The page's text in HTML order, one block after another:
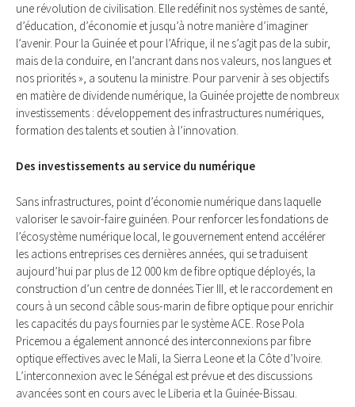
une révolution de civilisation. Elle redéfinit nos systèmes de santé,
d’éducation, d’économie et jusqu’à notre manière d’imaginer
l’avenir. Pour la Guinée et pour l’Afrique, il ne s’agit pas de la subir,
mais de la conduire, en l’ancrant dans nos valeurs, nos langues et
nos priorités », a soutenu la ministre. Pour parvenir à ses objectifs
en matière de dividende numérique, la Guinée projette de nombreux
investissements : développement des infrastructures numériques,
formation des talents et soutien à l’innovation.
Des investissements au service du numérique
Sans infrastructures, point d’économie numérique dans laquelle
valoriser le savoir-faire guinéen. Pour renforcer les fondations de
l’écosystème numérique local, le gouvernement entend accélérer
les actions entreprises ces dernières années, qui se traduisent
aujourd’hui par plus de 12 000 km de fibre optique déployés, la
construction d’un centre de données Tier III, et le raccordement en
cours à un second câble sous-marin de fibre optique pour enrichir
les capacités du pays fournies par le système ACE. Rose Pola
Pricemou a également annoncé des interconnexions par fibre
optique effectives avec le Mali, la Sierra Leone et la Côte d’Ivoire.
L’interconnexion avec le Sénégal est prévue et des discussions
avancées sont en cours avec le Liberia et la Guinée-Bissau.